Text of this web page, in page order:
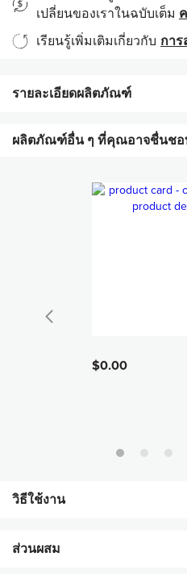
เปลี่ยนของเราในฉบับเต็ม
เรียนรู้เพิ่มเติมเกี่ยวกับ กา
รายละเอียดผลิตภัณฑ์
เครื่องเอจล็อค ลูมิสปา ไอโอ
ที่ชาร์จแบบไร้สาย จำนวน 1
เอจล็อค ลูมิสปา แอคติเวติ้
ผลิตภัณฑ์อื่น ๆ ที่คุณอาจชื่นชอ
$0.00
วิธีใช้งาน
ขั้นตอน
ส่วนผสม